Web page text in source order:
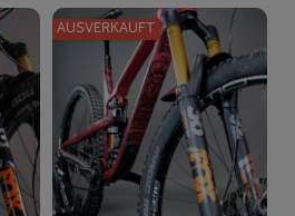
AUSVERKAUFT